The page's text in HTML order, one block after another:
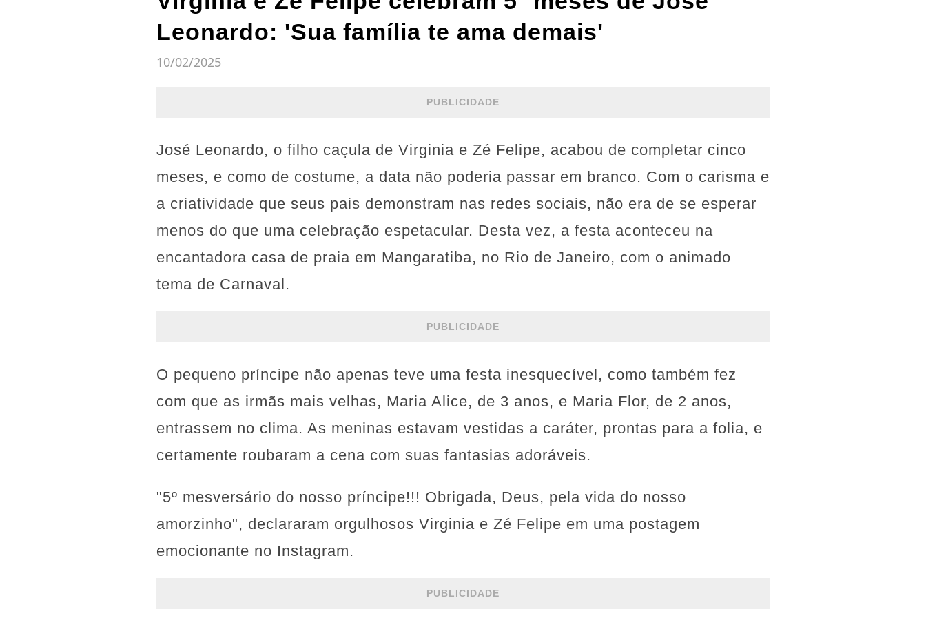
Leonardo: 'Sua família te ama demais'
10/02/2025
PUBLICIDADE
José Leonardo, o filho caçula de Virginia e Zé Felipe, acabou de completar cinco
meses, e como de costume, a data não poderia passar em branco. Com o carisma e
a criatividade que seus pais demonstram nas redes sociais, não era de se esperar
menos do que uma celebração espetacular. Desta vez, a festa aconteceu na
encantadora casa de praia em Mangaratiba, no Rio de Janeiro, com o animado
tema de Carnaval.
PUBLICIDADE
O pequeno príncipe não apenas teve uma festa inesquecível, como também fez
com que as irmãs mais velhas, Maria Alice, de 3 anos, e Maria Flor, de 2 anos,
entrassem no clima. As meninas estavam vestidas a caráter, prontas para a folia, e
certamente roubaram a cena com suas fantasias adoráveis.
"5º mesversário do nosso príncipe!!! Obrigada, Deus, pela vida do nosso
amorzinho", declararam orgulhosos Virginia e Zé Felipe em uma postagem
emocionante no Instagram.
PUBLICIDADE